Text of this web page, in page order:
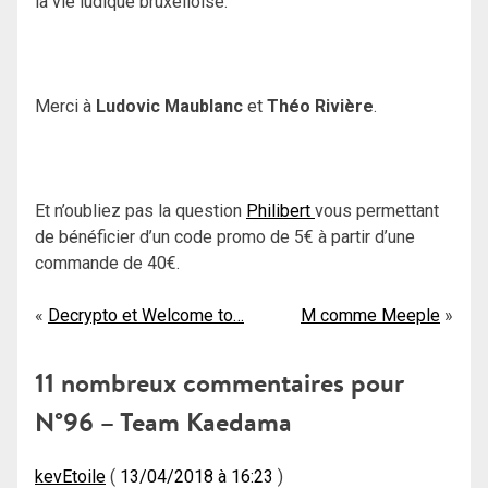
Merci à Ludovic Maublanc et Théo Rivière.
Et n’oubliez pas la question Philibert vous permettant
de bénéficier d’un code promo de 5€ à partir d’une
commande de 40€.
Navigation
l’article
Decrypto et Welcome to… M comme Meeple
11 nombreux commentaires pour
N°96 – Team Kaedama
kevEtoile 13/04/2018 à 16:23